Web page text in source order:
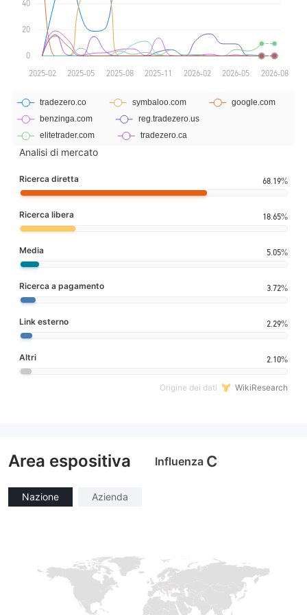
Analisi di mercato
Ricerca diretta 68.19%
Ricerca libera 18.65%
Media 5.05%
Ricerca a pagamento 3.72%
Link esterno 2.29%
Altri 2.10%
Origine dei dati WikiResearch
Area espositiva Influenza C
Nazione Azienda